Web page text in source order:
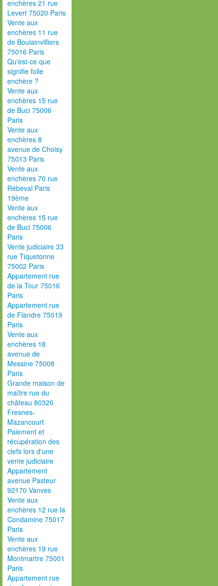
enchères 21 rue
Levert 75020 Paris
Vente aux
enchères 11 rue
de Boulainvilliers
75016 Paris
Qu'est-ce que
signifie folle
enchère ?
Vente aux
enchères 15 rue
de Buci 75006
Paris
Vente aux
enchères 8
avenue de Choisy
75013 Paris
Vente aux
enchères 70 rue
Rébeval Paris
19ème
Vente aux
enchères 15 rue
de Buci 75006
Paris
Vente judiciaire 33
rue Tiquetonne
75002 Paris
Appartement rue
de la Tour 75016
Paris
Appartement rue
de Flandre 75019
Paris
Vente aux
enchères 18
avenue de
Messine 75008
Paris
Grande maison de
maître rue du
château 80320
Fresnes-
Mazancourt
Paiement et
récupération des
clefs lors d'une
vente judiciaire
Appartement
avenue Pasteur
92170 Vanves
Vente aux
enchères 12 rue la
Condamine 75017
Paris
Vente aux
enchères 19 rue
Montmartre 75001
Paris
Appartement rue